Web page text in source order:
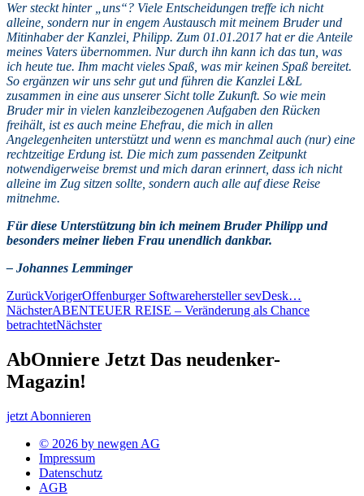
Wer steckt hinter „uns“? Viele Entscheidungen treffe ich nicht
alleine, sondern nur in engem Austausch mit meinem Bruder und
Mitinhaber der Kanzlei, Philipp. Zum 01.01.2017 hat er die Anteile
meines Vaters übernommen. Nur durch ihn kann ich das tun, was
ich heute tue. Ihm macht vieles Spaß, was mir keinen Spaß bereitet.
So ergänzen wir uns sehr gut und führen die Kanzlei L&L
zusammen in eine aus unserer Sicht tolle Zukunft. So wie mein
Bruder mir in vielen kanzleibezogenen Aufgaben den Rücken
freihält, ist es auch meine Ehefrau, die mich in allen
Angelegenheiten unterstützt und wenn es manchmal auch (nur) eine
rechtzeitige Erdung ist. Die mich zum passenden Zeitpunkt
notwendigerweise bremst und mich daran erinnert, dass ich nicht
alleine im Zug sitzen sollte, sondern auch alle auf diese Reise
mitnehme.
Für diese Unterstützung bin ich meinem Bruder Philipp und
besonders meiner lieben Frau unendlich dankbar.
– Johannes Lemminger
ZurückVorigerOffenburger Softwarehersteller sevDesk…
NächsterABENTEUER REISE – Veränderung als Chance
betrachtetNächster
AbOnniere Jetzt Das neudenker-
Magazin!
jetzt Abonnieren
© 2026 by newgen AG
Impressum
Datenschutz
AGB